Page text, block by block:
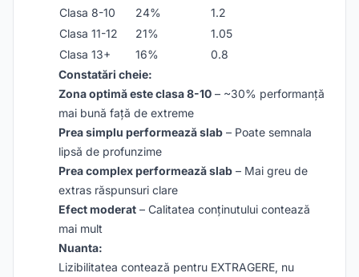
Clasa 8-10
24%
1.2
Clasa 11-12
21%
1.05
Clasa 13+
16%
0.8
Constatări cheie:
Zona optimă este clasa 8-10 – ~30% performanță
mai bună față de extreme
Prea simplu performează slab – Poate semnala
lipsă de profunzime
Prea complex performează slab – Mai greu de
extras răspunsuri clare
Efect moderat – Calitatea conținutului contează
mai mult
Nuanta:
Lizibilitatea contează pentru EXTRAGERE, nu